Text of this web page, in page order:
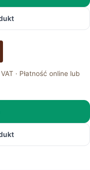
· Płatność online lub